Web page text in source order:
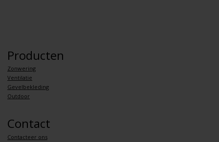
Producten
Zonwering
Ventilatie
Gevelbekleding
Outdoor
Contact
Contacteer ons